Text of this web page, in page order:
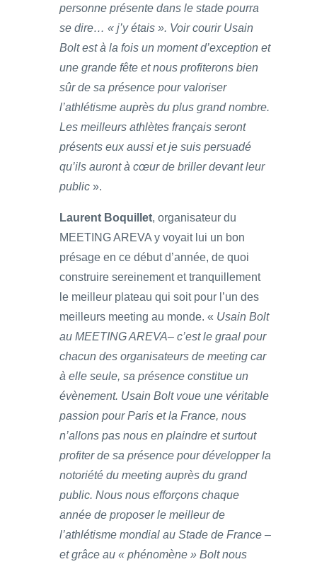
personne présente dans le stade pourra
se dire… « j’y étais ». Voir courir Usain
Bolt est à la fois un moment d’exception et
une grande fête et nous profiterons bien
sûr de sa présence pour valoriser
l’athlétisme auprès du plus grand nombre.
Les meilleurs athlètes français seront
présents eux aussi et je suis persuadé
qu’ils auront à cœur de briller devant leur
public ».
Laurent Boquillet, organisateur du
MEETING AREVA y voyait lui un bon
présage en ce début d’année, de quoi
construire sereinement et tranquillement
le meilleur plateau qui soit pour l’un des
meilleurs meeting au monde. « Usain Bolt
au MEETING AREVA– c’est le graal pour
chacun des organisateurs de meeting car
à elle seule, sa présence constitue un
évènement. Usain Bolt voue une véritable
passion pour Paris et la France, nous
n’allons pas nous en plaindre et surtout
profiter de sa présence pour développer la
notoriété du meeting auprès du grand
public. Nous nous efforçons chaque
année de proposer le meilleur de
l’athlétisme mondial au Stade de France –
et grâce au « phénomène » Bolt nous